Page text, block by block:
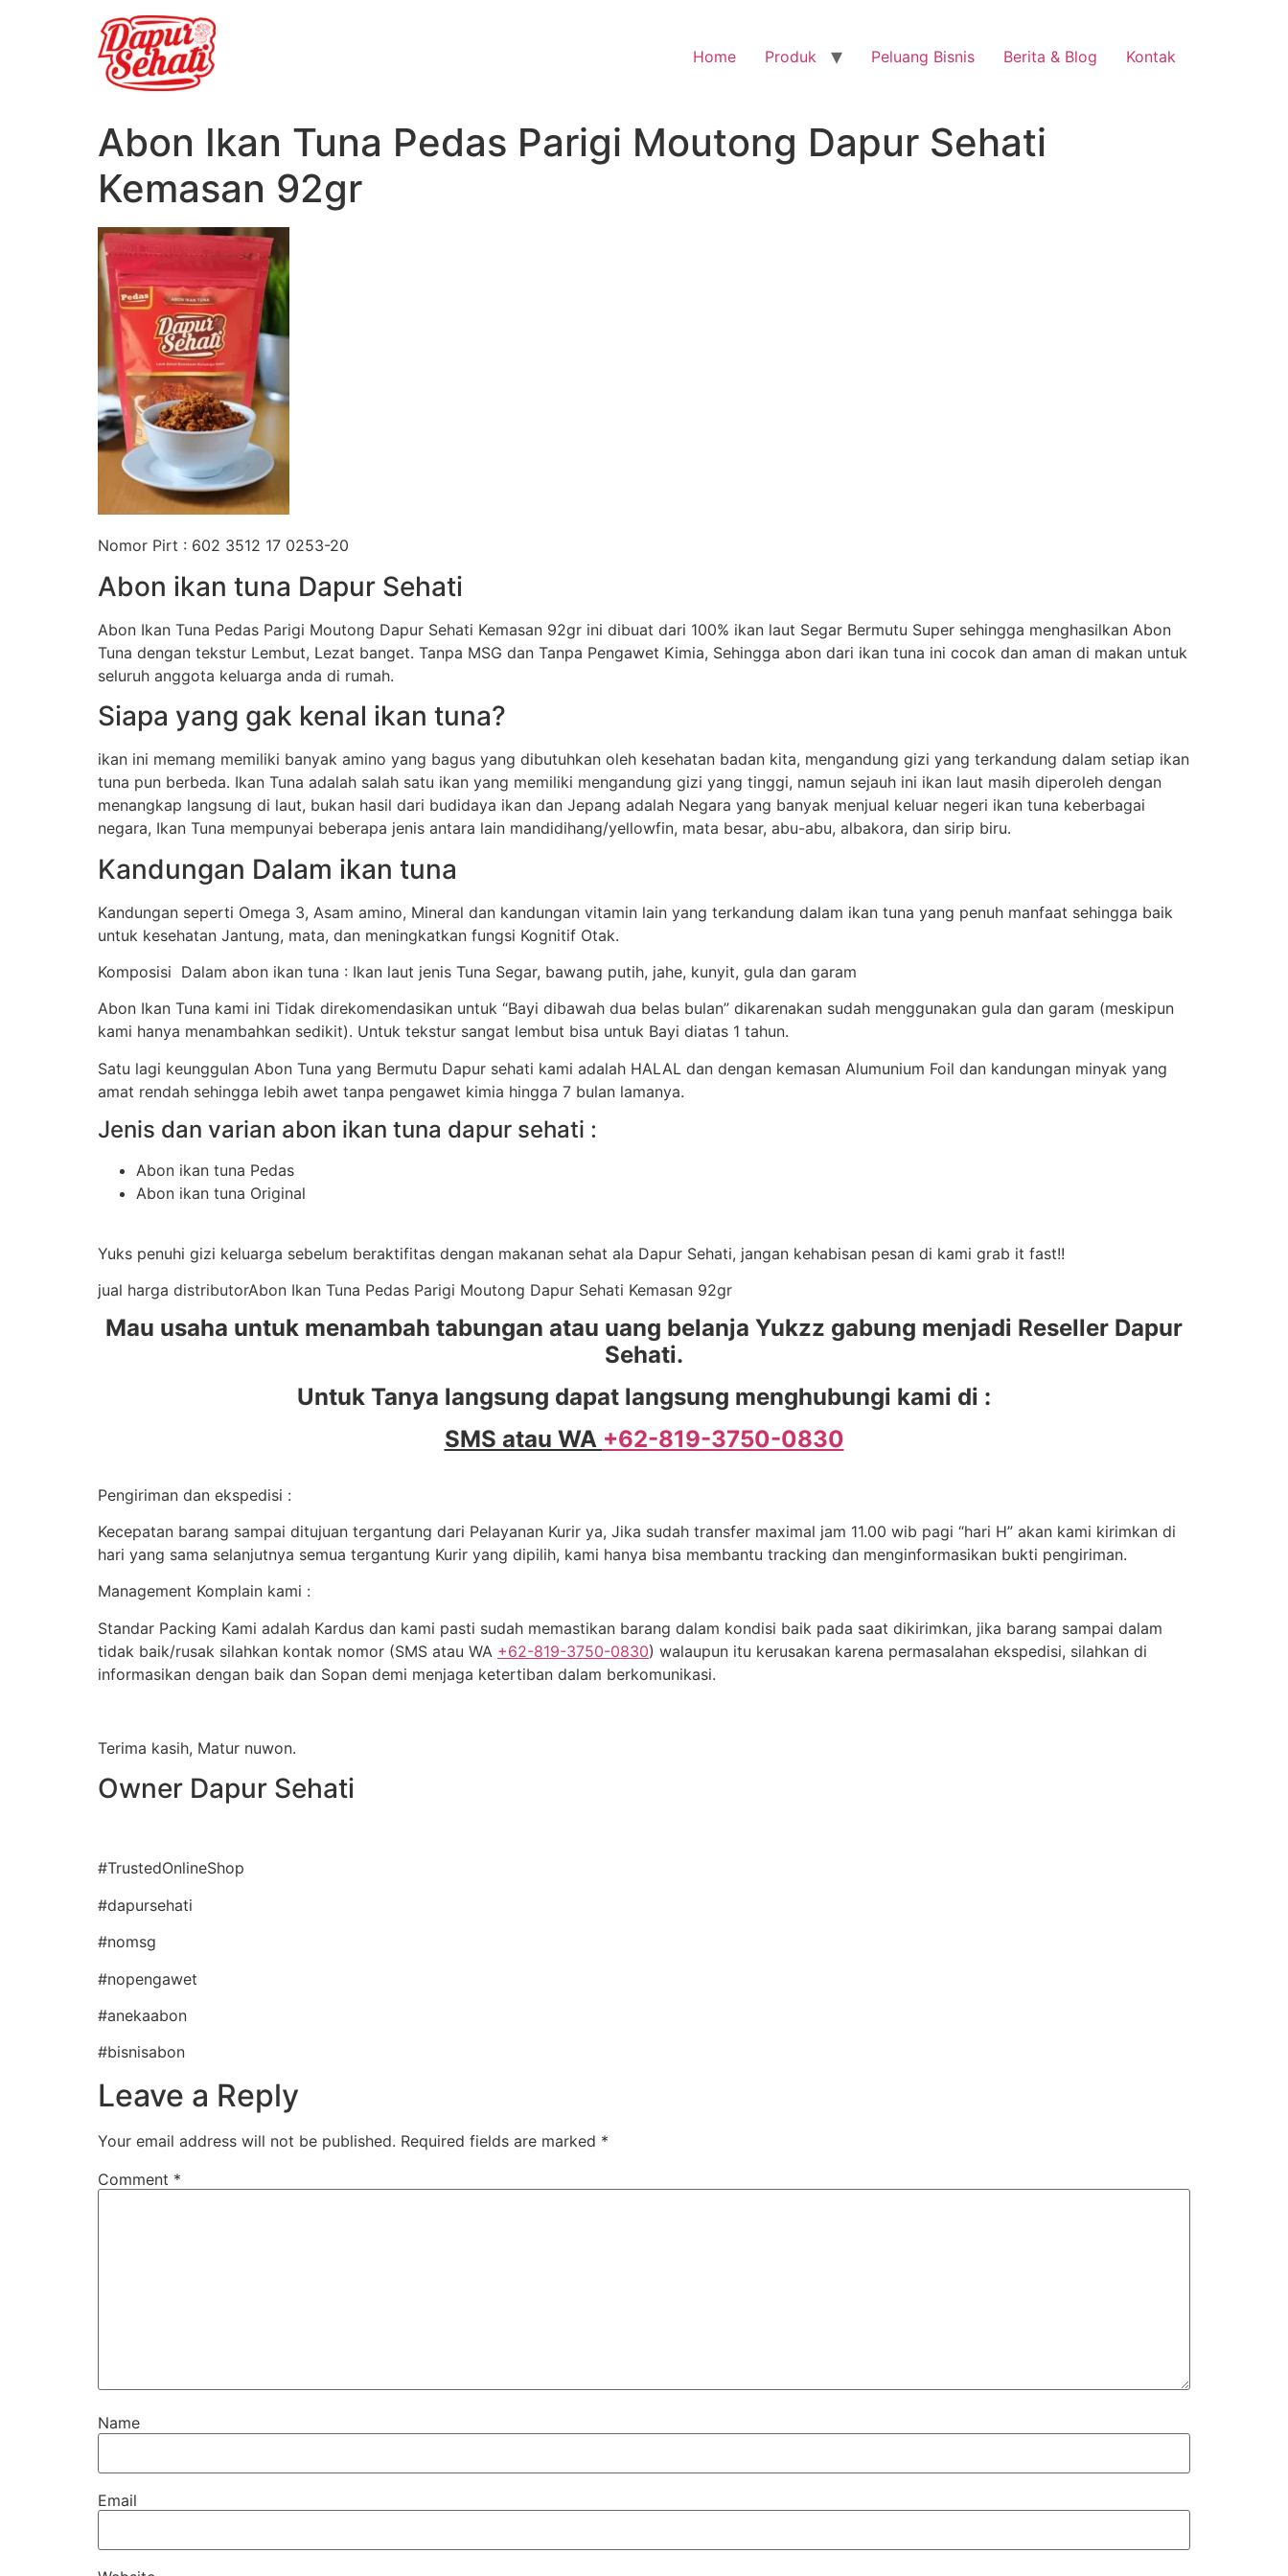
Home Produk Peluang Bisnis Berita & Blog Kontak
Abon Ikan Tuna Pedas Parigi Moutong Dapur Sehati
Kemasan 92gr
Nomor Pirt : 602 3512 17 0253-20
Abon ikan tuna Dapur Sehati
Abon Ikan Tuna Pedas Parigi Moutong Dapur Sehati Kemasan 92gr ini dibuat dari 100% ikan laut Segar Bermutu Super sehingga menghasilkan Abon
Tuna dengan tekstur Lembut, Lezat banget. Tanpa MSG dan Tanpa Pengawet Kimia, Sehingga abon dari ikan tuna ini cocok dan aman di makan untuk
seluruh anggota keluarga anda di rumah.
Siapa yang gak kenal ikan tuna?
ikan ini memang memiliki banyak amino yang bagus yang dibutuhkan oleh kesehatan badan kita, mengandung gizi yang terkandung dalam setiap ikan
tuna pun berbeda. Ikan Tuna adalah salah satu ikan yang memiliki mengandung gizi yang tinggi, namun sejauh ini ikan laut masih diperoleh dengan
menangkap langsung di laut, bukan hasil dari budidaya ikan dan Jepang adalah Negara yang banyak menjual keluar negeri ikan tuna keberbagai
negara, Ikan Tuna mempunyai beberapa jenis antara lain mandidihang/yellowfin, mata besar, abu-abu, albakora, dan sirip biru.
Kandungan Dalam ikan tuna
Kandungan seperti Omega 3, Asam amino, Mineral dan kandungan vitamin lain yang terkandung dalam ikan tuna yang penuh manfaat sehingga baik
untuk kesehatan Jantung, mata, dan meningkatkan fungsi Kognitif Otak.
Komposisi Dalam abon ikan tuna : Ikan laut jenis Tuna Segar, bawang putih, jahe, kunyit, gula dan garam
Abon Ikan Tuna kami ini Tidak direkomendasikan untuk “Bayi dibawah dua belas bulan” dikarenakan sudah menggunakan gula dan garam (meskipun
kami hanya menambahkan sedikit). Untuk tekstur sangat lembut bisa untuk Bayi diatas 1 tahun.
Satu lagi keunggulan Abon Tuna yang Bermutu Dapur sehati kami adalah HALAL dan dengan kemasan Alumunium Foil dan kandungan minyak yang
amat rendah sehingga lebih awet tanpa pengawet kimia hingga 7 bulan lamanya.
Jenis dan varian abon ikan tuna dapur sehati :
Abon ikan tuna Pedas
Abon ikan tuna Original
Yuks penuhi gizi keluarga sebelum beraktifitas dengan makanan sehat ala Dapur Sehati, jangan kehabisan pesan di kami grab it fast!!
jual harga distributorAbon Ikan Tuna Pedas Parigi Moutong Dapur Sehati Kemasan 92gr
Mau usaha untuk menambah tabungan atau uang belanja Yukzz gabung menjadi Reseller Dapur
Sehati.
Untuk Tanya langsung dapat langsung menghubungi kami di :
SMS atau WA +62-819-3750-0830
Pengiriman dan ekspedisi :
Kecepatan barang sampai ditujuan tergantung dari Pelayanan Kurir ya, Jika sudah transfer maximal jam 11.00 wib pagi “hari H” akan kami kirimkan di
hari yang sama selanjutnya semua tergantung Kurir yang dipilih, kami hanya bisa membantu tracking dan menginformasikan bukti pengiriman.
Management Komplain kami :
Standar Packing Kami adalah Kardus dan kami pasti sudah memastikan barang dalam kondisi baik pada saat dikirimkan, jika barang sampai dalam
tidak baik/rusak silahkan kontak nomor (SMS atau WA +62-819-3750-0830) walaupun itu kerusakan karena permasalahan ekspedisi, silahkan di
informasikan dengan baik dan Sopan demi menjaga ketertiban dalam berkomunikasi.
Terima kasih, Matur nuwon.
Owner Dapur Sehati
#TrustedOnlineShop
#dapursehati
#nomsg
#nopengawet
#anekaabon
#bisnisabon
Leave a Reply
Your email address will not be published. Required fields are marked *
Comment *
Name
Email